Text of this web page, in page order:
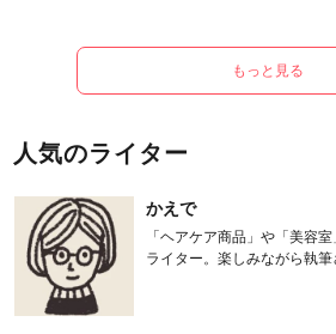
もっと見る
人気のライター
かえで
「ヘアケア商品」や「美容
ライター。楽しみながら執筆